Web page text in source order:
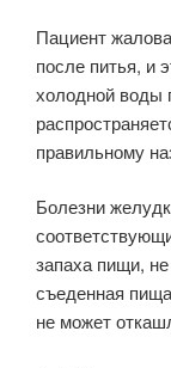
Пациент
после питья, и
холодной воды
правильному
Болезни
запаха пищи,
съеденная
не может